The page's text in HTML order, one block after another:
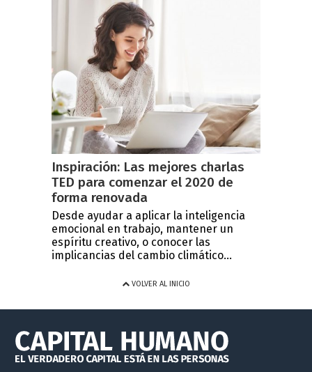
Inspiración: Las mejores charlas
TED para comenzar el 2020 de
forma renovada
Desde ayudar a aplicar la inteligencia
emocional en trabajo, mantener un
espíritu creativo, o conocer las
implicancias del cambio climático...
VOLVER AL INICIO